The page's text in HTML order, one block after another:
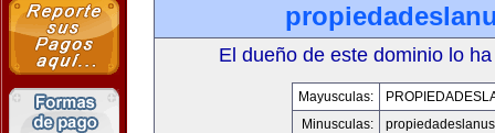
El dueño de este dominio lo
Mayusculas:
Minusculas: